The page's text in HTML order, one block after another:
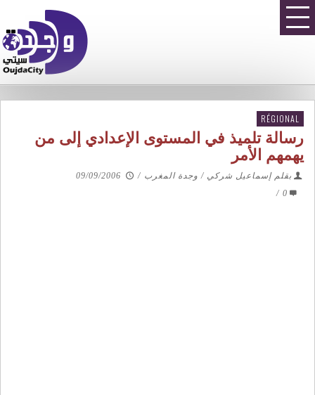
RÉGIONAL
رسالة تلميذ في المستوى الإعدادي إلى من
يهمهم الأمر
بقلم إسماعيل شركي / وجدة المغرب /
09/09/2006
0
/